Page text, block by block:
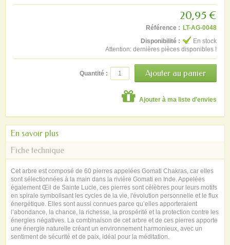
20,95 €
Référence : LT-AG-0048
Disponibilité :
En stock
Attention: dernières pièces disponibles !
Quantité :
Ajouter à ma liste d'envies
En savoir plus
Fiche technique
Cet arbre est composé de 60 pierres appelées Gomati Chakras, car elles
sont sélectionnées à la main dans la rivière Gomati en Inde. Appelées
également Œil de Sainte Lucie, ces pierres sont célèbres pour leurs motifs
en spirale symbolisant les cycles de la vie, l'évolution personnelle et le flux
énergétique. Elles sont aussi connues parce qu’elles apporteraient
l’abondance, la chance, la richesse, la prospérité et la protection contre les
énergies négatives. La combinaison de cet arbre et de ces pierres apporte
une énergie naturelle créant un environnement harmonieux, avec un
sentiment de sécurité et de paix, idéal pour la méditation.